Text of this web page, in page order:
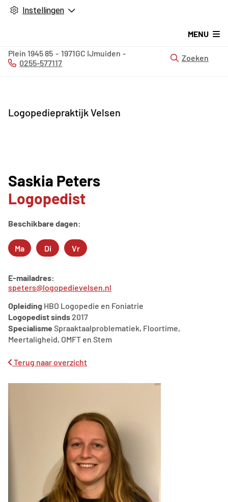
Instellingen
Logopediepraktijk Velsen
MENU
Plein 194585 1971GC IJmuiden
Tel:
0255-577117
Zoeken
Saskia Peters
Logopedist
Beschikbare dagen:
Maandag
Ma Dinsdag
Di Vrijdag
Vr
E-mailadres:
speters@logopedievelsen.nl
Opleiding HBO Logopedie en Foniatrie
Logopedist sinds 2017
Specialisme Spraaktaalproblematiek, Floortime,
Meertaligheid, OMFT en Stem
Terug naar overzicht